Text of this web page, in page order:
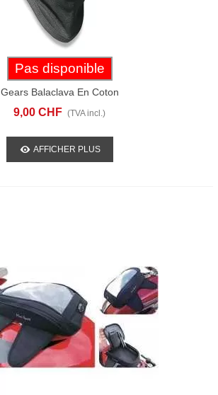
Pas disponible
Gears Balaclava En Coton
9,00 CHF (TVA incl.)
AFFICHER PLUS